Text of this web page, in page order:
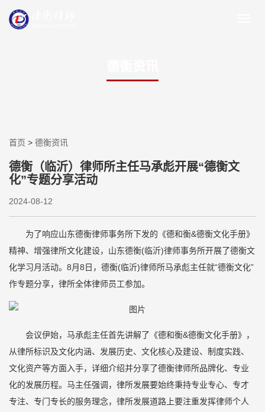
首页 > 德衡资讯
德衡（临沂）律师所主任马承彪开展“德衡文
化”专题分享活动
2024-08-12
为了响应山东德衡律师事务所下发的《德和衡&德衡文化手册》
精神、增强律所文化建设，山东德衡(临沂)律师事务所开展了德衡文
化学习月活动。8月8日，德衡(临沂)律师所马承彪主任就“德衡文化”
作专题分享，律所全体律师员工参加。
会议伊始，马承彪主任首先讲解了《德和衡&德衡文化手册》，
从律所标识及文化内涵、发展历史、文化核心及建设、制度实践、
文化资产等方面入手，详细介绍并分享了德衡律师所品牌化、专业
化的发展历程。马主任强调，律所发展要始终秉持专业专心、专才
专注、专门专长的服务理念，律所发展道路上要注重发挥律师个人